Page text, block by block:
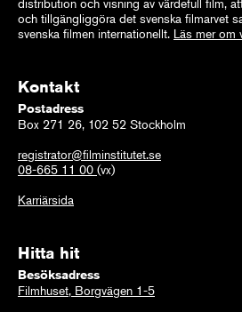
distribution och visning av värdefull film,
och tillgängliggöra det svenska filmarvet
svenska filmen internationellt. Läs mer om
Kontakt
Postadress
Box 271 26, 102 52 Stockholm
registrator@filminstitutet.se
08-665 11 00 (vx)
Karriärsida
Hitta hit
Besöksadress
Filmhuset, Borgvägen 1-5